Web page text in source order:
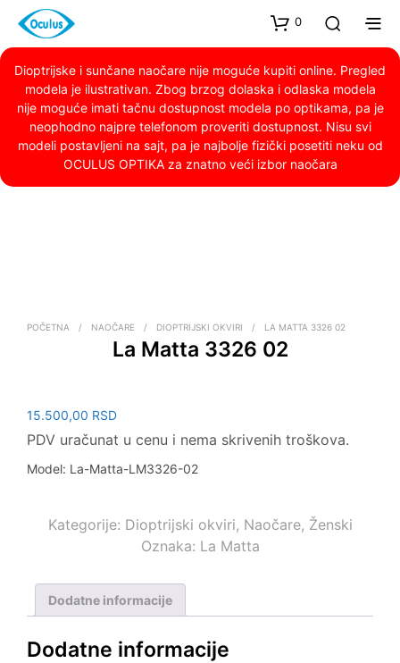
0
Dioptrijske i sunčane naočare nije moguće kupiti online. Pregled
modela je ilustrativan. Zbog brzog dolaska i odlaska modela
nije moguće imati tačnu dostupnost modela po optikama, pa je
neophodno najpre telefonom proveriti dostupnost. Nisu svi
modeli postavljeni na sajt, pa je najbolje fizički posetiti neku od
OCULUS OPTIKA za znatno veći izbor naočara
POČETNA / NAOČARE / DIOPTRIJSKI OKVIRI / LA MATTA 3326 02
La Matta 3326 02
15.500,00 RSD
PDV uračunat u cenu i nema skrivenih troškova.
Model: La-Matta-LM3326-02
Kategorije: Dioptrijski okviri, Naočare, Ženski
Oznaka: La Matta
Dodatne informacije
Dodatne informacije